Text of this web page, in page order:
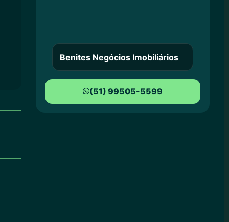
Benites Negócios Imobiliários
(51) 99505-5599